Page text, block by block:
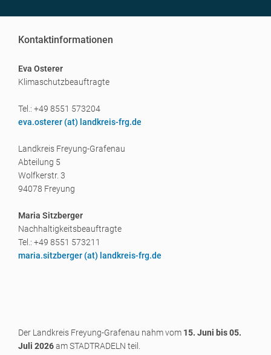
Kontaktinformationen
Eva Osterer
Klimaschutzbeauftragte
Tel.: +49 8551 573204
eva.osterer (at) landkreis-frg.de
Landkreis Freyung-Grafenau
Abteilung 5
Wolfkerstr. 3
94078 Freyung
Maria Sitzberger
Nachhaltigkeitsbeauftragte
Tel.: +49 8551 573211
maria.sitzberger (at) landkreis-frg.de
Der Landkreis Freyung-Grafenau nahm vom 15. Juni bis 05.
Juli 2026am STADTRADELN teil.